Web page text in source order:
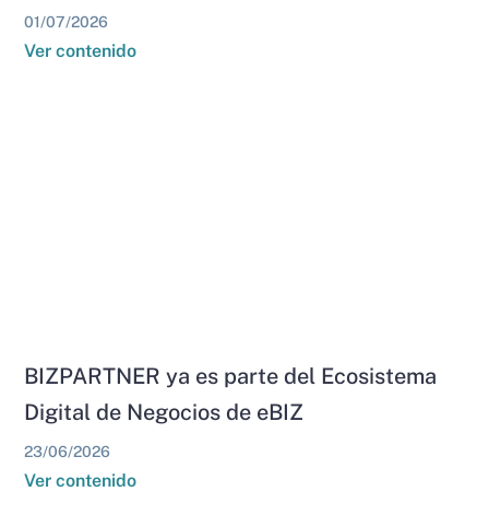
01/07/2026
Ver contenido
BIZPARTNER ya es parte del Ecosistema
Digital de Negocios de eBIZ
23/06/2026
Ver contenido